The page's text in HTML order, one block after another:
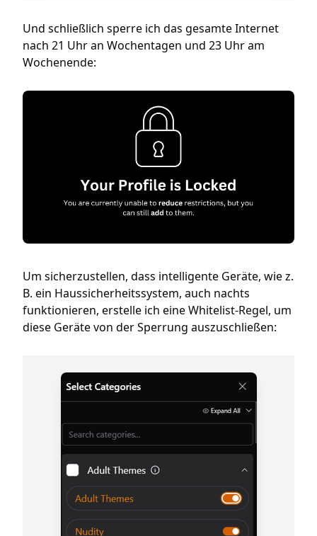
Und schließlich sperre ich das gesamte Internet
nach 21 Uhr an Wochentagen und 23 Uhr am
Wochenende:
Um sicherzustellen, dass intelligente Geräte, wie z.
B. ein Haussicherheitssystem, auch nachts
funktionieren, erstelle ich eine Whitelist-Regel, um
diese Geräte von der Sperrung auszuschließen: